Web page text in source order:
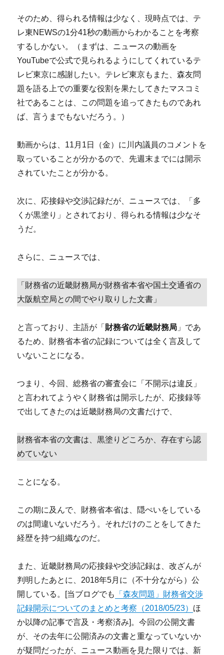
そのため、得られる情報は少なく、現時点では、テ
レ東NEWSの1分41秒の動画からわかることを考察
するしかない。（まずは、ニュースの動画を
YouTubeで公式で見られるようにしてくれているテ
レビ東京に感謝したい。テレビ東京もまた、森友問
題を語る上での重要な役割を果たしてきたマスコミ
社であることは、この問題を追ってきたものであれ
ば、言うまでもないだろう。）
動画からは、11月1日（金）に川内議員のコメントを
取っていることが分かるので、先週末までには開示
されていたことが分かる。
次に、応接録や交渉記録だが、ニュースでは、「多
くが黒塗り」とされており、得られる情報は少なそ
うだ。
さらに、ニュースでは、
「財務省の近畿財務局が財務省本省や国土交通省の
大阪航空局との間でやり取りした文書」
と言っており、主語が「 財務省の近畿財務局 」であ
るため、財務省本省の記録については全く言及して
いないことになる。
つまり、今回、総務省の審査会に「不開示は違反」
と言われてようやく財務省は開示したが、応接録等
で出してきたのは近畿財務局の文書だけで、
財務省本省の文書は、黒塗りどころか、存在すら認
めていない
ことになる。
この期に及んで、財務省本省は、隠ぺいをしている
のは間違いないだろう。それだけのことをしてきた
経歴を持つ組織なのだ。
また、近畿財務局の応接録や交渉記録は、改ざんが
判明したあとに、2018年5月に（不十分ながら）公
開している。[当ブログでも
「森友問題」財務省交渉
記録開示についてのまとめと考察（2018/05/23） ほ
か以降の記事で言及・考察済み]。今回の公開文書
が、その去年に公開済みの文書と重なっていないか
が疑問だったが、ニュース動画を見た限りでは、新